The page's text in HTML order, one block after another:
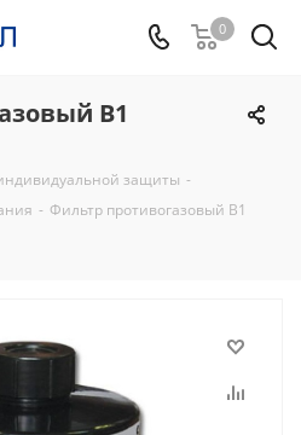
0
В1
защиты -
- Фильтр противогазовый В1